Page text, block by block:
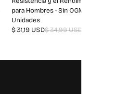
para Hombres - Sin OGM - 60
Unidades
$ 31,19 USD$ 34,99 USD